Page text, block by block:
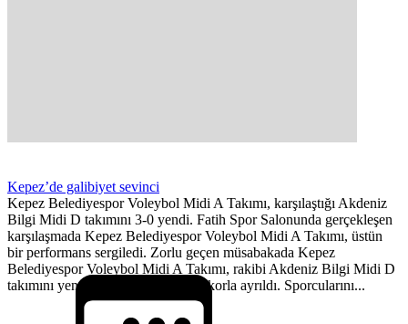
Kepez’de galibiyet sevinci
Kepez Belediyespor Voleybol Midi A Takımı, karşılaştığı Akdeniz
Bilgi Midi D takımını 3-0 yendi. Fatih Spor Salonunda gerçekleşen
karşılaşmada Kepez Belediyespor Voleybol Midi A Takımı, üstün
bir performans sergiledi. Zorlu geçen müsabakada Kepez
Belediyespor Voleybol Midi A Takımı, rakibi Akdeniz Bilgi Midi D
takımını yenerek, sahadan 3-0’lık skorla ayrıldı. Sporcularını...